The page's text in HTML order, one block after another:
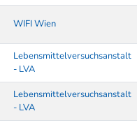
WIFI Wien
Lebensmittelversuchsanstalt
- LVA
Lebensmittelversuchsanstalt
- LVA